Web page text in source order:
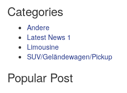
Categories
Andere
Latest News 1
Limousine
SUV/Geländewagen/Pickup
Popular Post